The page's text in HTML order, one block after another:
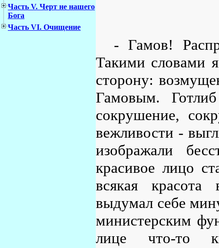
Часть V. Черт не нашего
Бога
Часть VI. Очищение
- Гамов!
Такими словами
сторону:
Гамовым.
сокрушение,
вежливости -
изображали
красивое лицо
всякая
выдумал себе
министерским
лице что-то